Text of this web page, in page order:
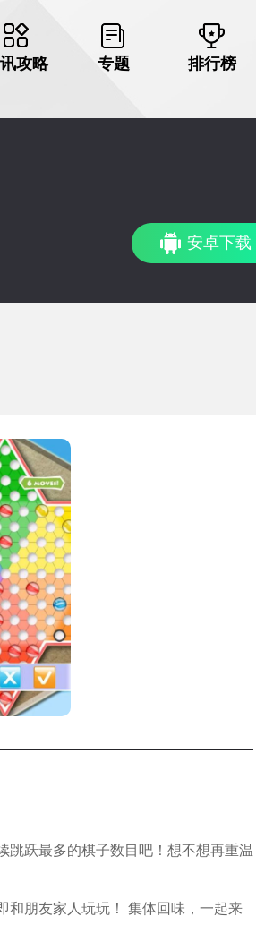
攻略 专题 排行榜
安卓下载
跃最多的棋子数目吧！想不想再重温
朋友家人玩玩！ 集体回味，一起来